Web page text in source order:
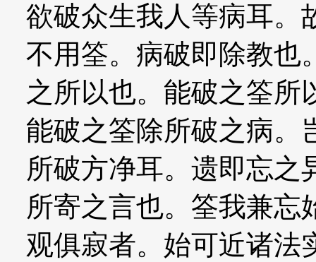
欲破众生我人等病耳。
不用筌。病破即除教也
之所以也。能破之筌所
能破之筌除所破之病。
所破方净耳。遗即忘之
所寄之言也。筌我兼忘
观俱寂者。始可近诸法